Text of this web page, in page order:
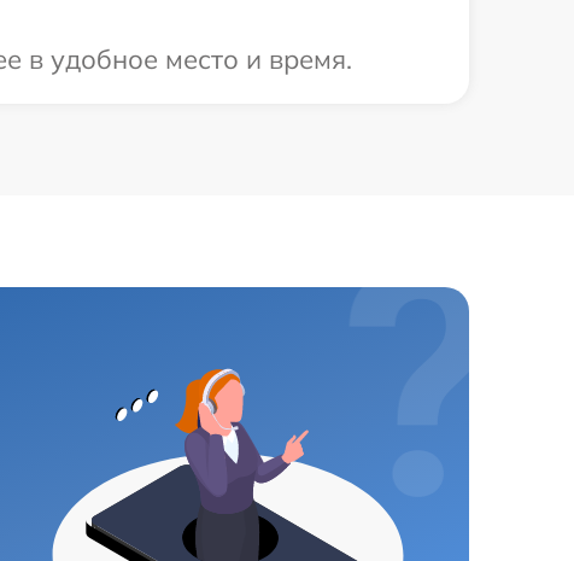
в удобное место и время.